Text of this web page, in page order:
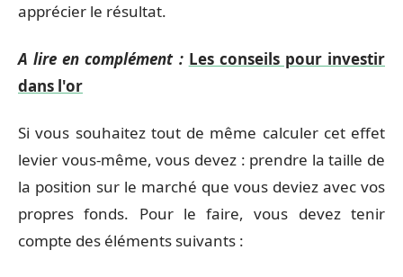
apprécier le résultat.
A lire en complément : Les conseils pour investir
dans l'or
Si vous souhaitez tout de même calculer cet effet
levier vous-même, vous devez : prendre la taille de
la position sur le marché que vous deviez avec vos
propres fonds. Pour le faire, vous devez tenir
compte des éléments suivants :